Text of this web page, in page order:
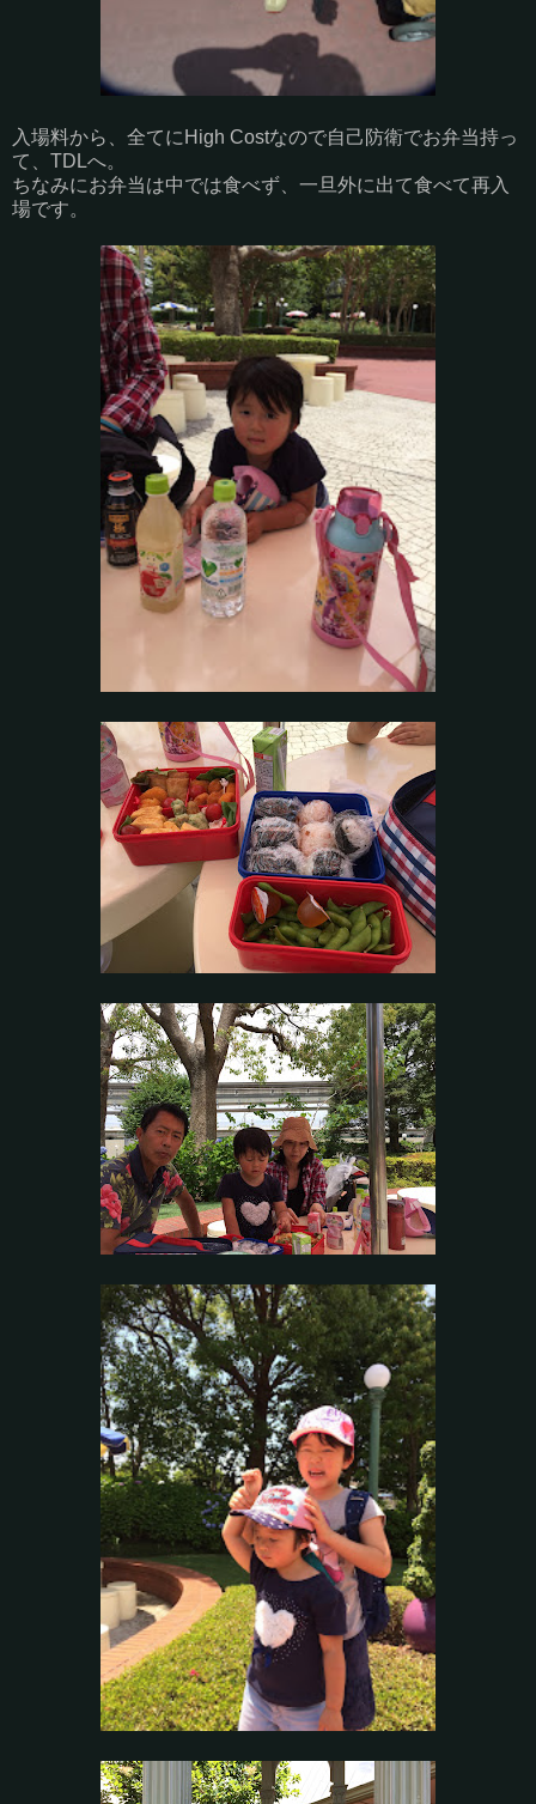
入場料から、全てにHigh Costなので自己防衛でお弁当持っ
て、TDLへ。
ちなみにお弁当は中では食べず、一旦外に出て食べて再入
場です。